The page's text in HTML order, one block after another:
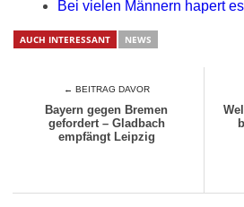
Bei vielen Männern hapert
AUCH INTERESSANT NEWS
← BEITRAG DAVOR
Bayern gegen Bremen
gefordert – Gladbach
empfängt Leipzig